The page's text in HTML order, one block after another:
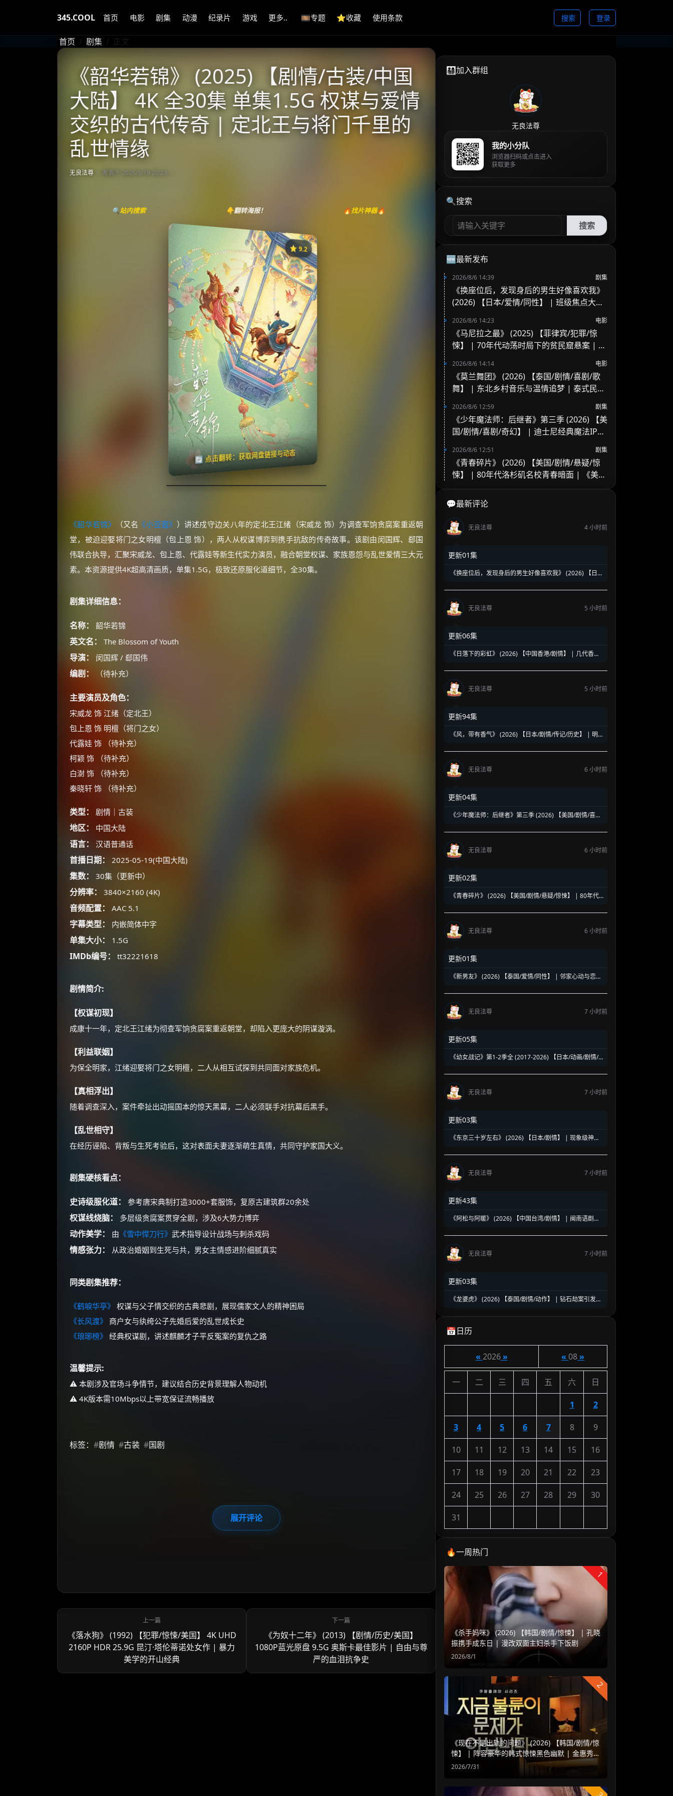
345.COOL 首页 电影 剧集 动漫 纪录片 游戏 更多.. 🎞️专题 ⭐️收藏 使用条款 搜索 登录
首页 剧集 正文
《韶华若锦》 (2025) 【剧情/古装/中国
大陆】 4K 全30集 单集1.5G 权谋与爱情
交织的古代传奇 | 定北王与将门千里的
乱世情缘
无良法尊 发表于 2025/5/19 20:23
🔍站内搜索 👇翻转海报！ 🔥找片神器🔥
⭐️ 9.2
🔄 点击翻转：获取网盘链接与动态
《韶华若锦》
⭐
收藏
⭐️ 评分：9.2 | 🎬 2025年
✅ 已完结
夸克网盘
失效请反馈
🧧️
天天领红包
《韶华若锦》 （又名 《小豆蔻》 ）讲述戍守边关八年的定北王江绪（宋威龙 饰）为调查军饷贪腐案重返朝
堂，被迫迎娶将门之女明檀（包上恩 饰），两人从权谋博弈到携手抗敌的传奇故事。该剧由闵国辉、郄国
伟联合执导，汇聚宋威龙、包上恩、代露娃等新生代实力演员，融合朝堂权谋、家族恩怨与乱世爱情三大元
素。本资源提供4K超高清画质，单集1.5G，极致还原服化道细节，全30集。
剧集详细信息：
名称： 韶华若锦
英文名： The Blossom of Youth
导演： 闵国辉 / 郄国伟
编剧： （待补充）
主要演员及角色：
宋威龙 饰 江绪（定北王）
包上恩 饰 明檀（将门之女）
代露娃 饰 （待补充）
柯颖 饰 （待补充）
白澍 饰 （待补充）
秦晓轩 饰 （待补充）
类型： 剧情｜古装
地区： 中国大陆
语言： 汉语普通话
首播日期： 2025-05-19(中国大陆)
集数： 30集（更新中）
分辨率： 3840×2160 (4K)
音频配置： AAC 5.1
字幕类型： 内嵌简体中字
单集大小： 1.5G
IMDb编号： tt32221618
剧情简介:
【权谋初现】
成康十一年，定北王江绪为彻查军饷贪腐案重返朝堂，却陷入更庞大的阴谋漩涡。
【利益联姻】
为保全明家，江绪迎娶将门之女明檀，二人从相互试探到共同面对家族危机。
【真相浮出】
随着调查深入，案件牵扯出动摇国本的惊天黑幕，二人必须联手对抗幕后黑手。
【乱世相守】
在经历诬陷、背叛与生死考验后，这对表面夫妻逐渐萌生真情，共同守护家国大义。
剧集硬核看点：
史诗级服化道： 参考唐宋典制打造3000+套服饰，复原古建筑群20余处
权谋线烧脑： 多层级贪腐案贯穿全剧，涉及6大势力博弈
动作美学： 由 《雪中悍刀行》 武术指导设计战场与刺杀戏码
情感张力： 从政治婚姻到生死与共，男女主情感进阶细腻真实
同类剧集推荐：
《鹤唳华亭》 权谋与父子情交织的古典悲剧，展现儒家文人的精神困局
《长风渡》
商户女与纨绔公子先婚后爱的乱世成长史
《琅琊榜》 经典权谋剧，讲述麒麟才子平反冤案的复仇之路
温馨提示:
⚠️ 本剧涉及官场斗争情节，建议结合历史背景理解人物动机
⚠️ 4K版本需10Mbps以上带宽保证流畅播放
标签： #剧情 #古装 #国剧
展开评论
《落水狗》 (1992) 【犯罪/惊悚/美国】 4K UHD
2160P HDR 25.9G 昆汀·塔伦蒂诺处女作 | 暴力
美学的开山经典
《为奴十二年》 (2013) 【剧情/历史/美国】
1080P蓝光原盘 9.5G 奥斯卡最佳影片 | 自由与尊
严的血泪抗争史
👨‍👩‍👧‍👦加入群组
无良法尊
我的小分队
浏览器扫码或点击进入
获取更多
🔍搜索
搜索
🆕最新发布
2026/8/6 14:39 剧集
《换座位后，发现身后的男生好像喜欢我》
(2026) 【日本/爱情/同性】 | 班级焦点大帅
高甜校园BL
2026/8/6 14:23 电影
《马尼拉之最》 (2025) 【菲律宾/犯罪/惊
悚】 | 70年代动荡时局下的贫民窟悬案 | 菲
2026/8/6 14:14 电影
《莫兰舞团》 (2026) 【泰国/剧情/喜剧/歌
舞】 | 东北乡村音乐与温情追梦 | 泰式民谣
2026/8/6 12:59 剧集
《少年魔法师：后继者》第三季 (2026) 【美
国/剧情/喜剧/奇幻】 | 迪士尼经典魔法IP终
2026/8/6 12:51 剧集
《青春碎片》 (2026) 【美国/剧情/悬疑/惊
悚】 | 80年代洛杉矶名校青春暗面 | 《美国
💬最新评论
无良法尊 4 小时前
更新01集
《换座位后，发现身后的男生好像喜欢我》 (2026) 【日
座位引发的直球高甜校园BL
无良法尊
5 小时前
更新06集
《日落下的彩虹》 (2026) 【中国香港/剧情】 | 几代香港
无良法尊 5 小时前
更新94集
《风，带有香气》 (2026) 【日本/剧情/传记/历史】 | 明
醒之路
无良法尊
6 小时前
更新04集
《少年魔法师：后继者》第三季 (2026) 【美国/剧情/喜剧/
拯救家族
无良法尊
6 小时前
更新02集
《青春碎片》 (2026) 【美国/剧情/悬疑/惊悚】 | 80年代
无良法尊 6 小时前
更新01集
《新男友》 (2026) 【泰国/爱情/同性】 | 邻家心动与恋爱
无良法尊 7 小时前
更新05集
《幼女战记》第1-2季全 (2017-2026) 【日本/动画/剧情/
异世界神作
无良法尊
7 小时前
更新03集
《东京三十岁左右》 (2026) 【日本/剧情】 | 现象级神剧
无良法尊 7 小时前
更新43集
《阿松与阿暖》 (2026) 【中国台湾/剧情】 | 闽南语剧视
无良法尊 7 小时前
更新03集
《龙婆虎》 (2026) 【泰国/剧情/动作】 | 钻石劫案引发的
📅日历
« 2026» « 08»
一 二 三 四 五 六 日
1 2
3 4 5 6 7 8 9
10 11 12 13 14 15 16
17 18 19 20 21 22 23
24 25 26 27 28 29 30
31
🔥一周热门
1
《杀手妈咪》 (2026) 【韩国/剧情/惊悚】 | 孔晓
振携手成东日 | 漫改双面主妇杀手下饭剧
2026/8/1
2
《现在不是出轨的问题》 (2026) 【韩国/剧情/惊
悚】 | 阵容豪华的韩式惊悚黑色幽默 | 金惠秀 x
赵汝贞强强联手
2026/7/31
如夸克12个月送14天 最低75元！
价格有浮动，请直接搜索查最低价！
优惠券、活动红包，每日可领。